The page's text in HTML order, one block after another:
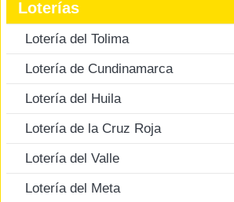
Loterías
Lotería del Tolima
Lotería de Cundinamarca
Lotería del Huila
Lotería de la Cruz Roja
Lotería del Valle
Lotería del Meta